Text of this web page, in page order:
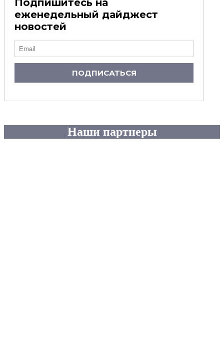
еженедельный дайджест
новостей
ПОДПИСАТЬСЯ
Наши партнеры